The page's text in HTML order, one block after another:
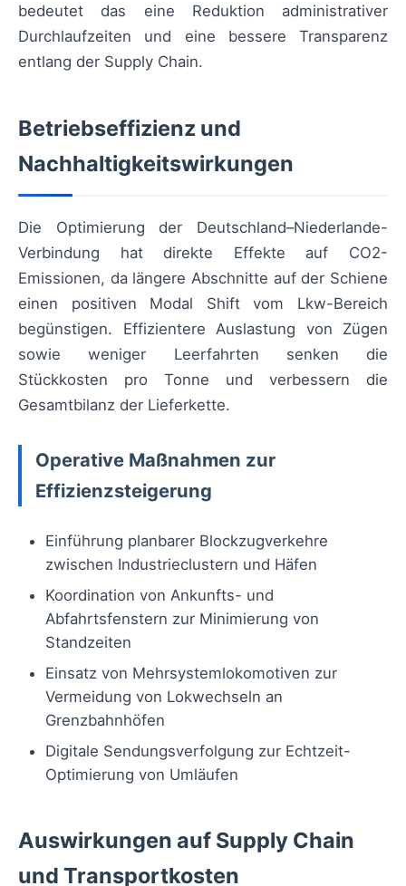
bedeutet das eine Reduktion administrativer
Durchlaufzeiten und eine bessere Transparenz
entlang der Supply Chain.
Betriebseffizienz und
Nachhaltigkeitswirkungen
Die Optimierung der Deutschland–Niederlande-
Verbindung hat direkte Effekte auf CO2-
Emissionen, da längere Abschnitte auf der Schiene
einen positiven Modal Shift vom Lkw-Bereich
begünstigen. Effizientere Auslastung von Zügen
sowie weniger Leerfahrten senken die
Stückkosten pro Tonne und verbessern die
Gesamtbilanz der Lieferkette.
Operative Maßnahmen zur
Effizienzsteigerung
Einführung planbarer Blockzugverkehre
zwischen Industrieclustern und Häfen
Koordination von Ankunfts- und
Abfahrtsfenstern zur Minimierung von
Standzeiten
Einsatz von Mehrsystemlokomotiven zur
Vermeidung von Lokwechseln an
Grenzbahnhöfen
Digitale Sendungsverfolgung zur Echtzeit-
Optimierung von Umläufen
Auswirkungen auf Supply Chain
und Transportkosten